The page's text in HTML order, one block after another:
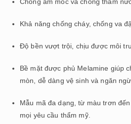
Chống ẩm mốc và chống thấm
Khả năng chống cháy, chống va
Độ bền vượt trội, chịu được môi
Bề mặt được phủ Melamine giúp
mòn, dễ dàng vệ sinh và ngăn
Mẫu mã đa dạng, từ màu trơn
mọi yêu cầu thẩm mỹ.